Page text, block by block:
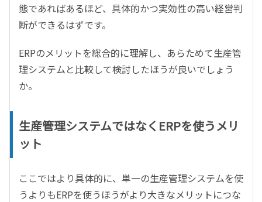
態であればあるほど、具体的かつ実効性の高い経営判
断ができるはずです。
ERPのメリットを総合的に理解し、あらためて生産管
理システムと比較して検討したほうが良いでしょう
か。
生産管理システムではなくERPを使うメリ
ット
ここではより具体的に、単一の生産管理システムを使
うよりもERPを使うほうがより大きなメリットにつな